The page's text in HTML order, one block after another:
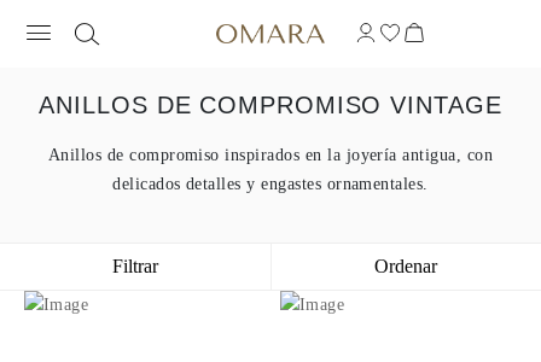
ANILLOS DE COMPROMISO VINTAGE
Anillos de compromiso inspirados en la joyería antigua, con
delicados detalles y engastes ornamentales.
Filtrar Ordenar